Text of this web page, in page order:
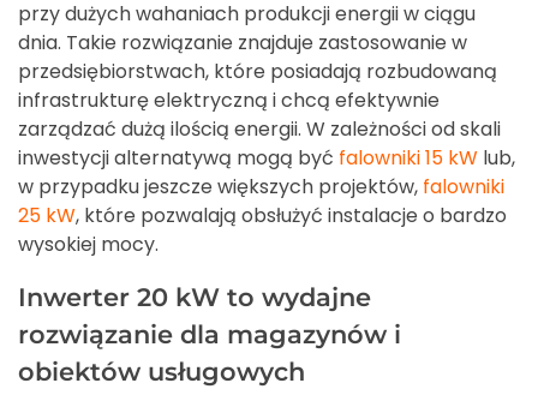
przy dużych wahaniach produkcji energii w ciągu
dnia. Takie rozwiązanie znajduje zastosowanie w
przedsiębiorstwach, które posiadają rozbudowaną
infrastrukturę elektryczną i chcą efektywnie
zarządzać dużą ilością energii. W zależności od skali
inwestycji alternatywą mogą być falowniki 15 kW lub,
w przypadku jeszcze większych projektów, falowniki
25 kW, które pozwalają obsłużyć instalacje o bardzo
wysokiej mocy.
Inwerter 20 kW to wydajne
rozwiązanie dla magazynów i
obiektów usługowych